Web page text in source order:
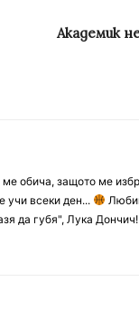
Академик
обича, защото ме
учи всеки ден...
да губя", Лука Дончич!